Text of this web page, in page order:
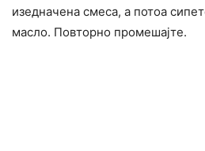
изедначена смеса, а потоа
масло. Повторно промешајте.